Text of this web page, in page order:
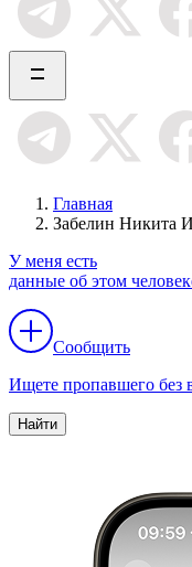
Главная
Забелин Никита
У меня есть
данные об этом
Сообщить
Ищете пропавшего без
Найти